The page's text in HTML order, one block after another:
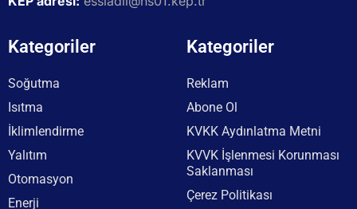
Kategoriler
Soğutma
Isıtma
İklimlendirme
Yalıtım
Otomasyon
Enerji
Kategoriler
Reklam
Abone Ol
KVKK Aydınlatma Metni
KVVK İşlenmesi Korunması
Saklanması
Çerez Politikası